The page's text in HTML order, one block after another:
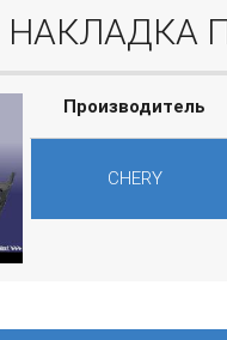
Производитель
CHERY